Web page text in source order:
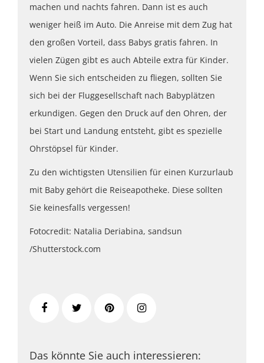
machen und nachts fahren. Dann ist es auch
weniger heiß im Auto. Die Anreise mit dem Zug hat
den großen Vorteil, dass Babys gratis fahren. In
vielen Zügen gibt es auch Abteile extra für Kinder.
Wenn Sie sich entscheiden zu fliegen, sollten Sie
sich bei der Fluggesellschaft nach Babyplätzen
erkundigen. Gegen den Druck auf den Ohren, der
bei Start und Landung entsteht, gibt es spezielle
Ohrstöpsel für Kinder.
Zu den wichtigsten Utensilien für einen Kurzurlaub
mit Baby gehört die Reiseapotheke. Diese sollten
Sie keinesfalls vergessen!
Fotocredit: Natalia Deriabina, sandsun
/Shutterstock.com
Das könnte Sie auch interessieren: